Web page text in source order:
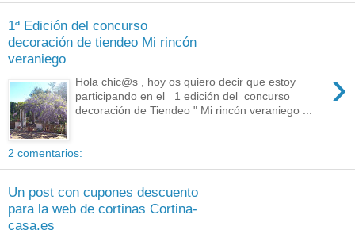
1ª Edición del concurso
decoración de tiendeo Mi rincón
veraniego
›
Hola chic@s , hoy os quiero decir que estoy
participando en el 1 edición del concurso
decoración de Tiendeo " Mi rincón veraniego ...
2 comentarios:
Un post con cupones descuento
para la web de cortinas Cortina-
casa.es